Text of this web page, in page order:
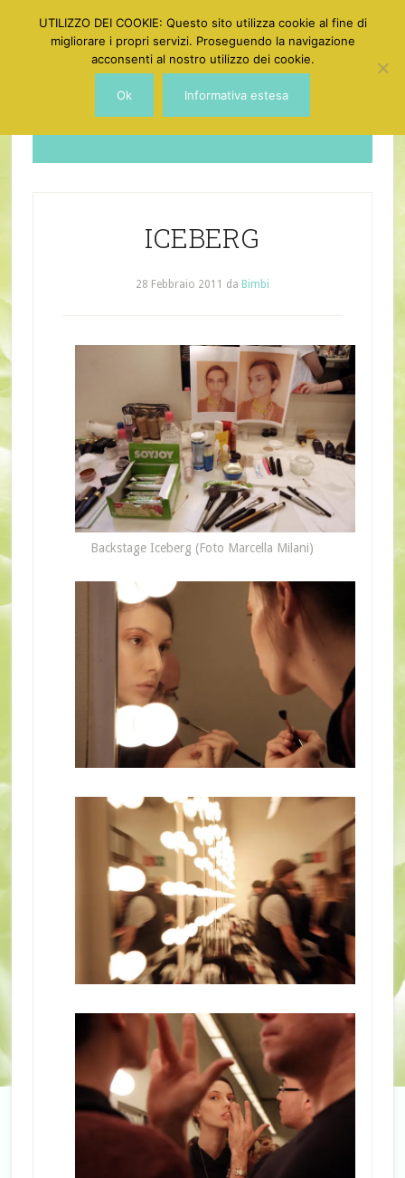
Dotgirl
ICEBERG
28 Febbraio 2011 da Bimbi
Backstage Iceberg (Foto Marcella Milani)
UTILIZZO DEI COOKIE: Questo sito utilizza cookie al fine di
migliorare i propri servizi. Proseguendo la navigazione
acconsenti al nostro utilizzo dei cookie.
Ok Informativa estesa